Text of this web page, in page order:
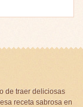
de traer deliciosas
receta sabrosa en